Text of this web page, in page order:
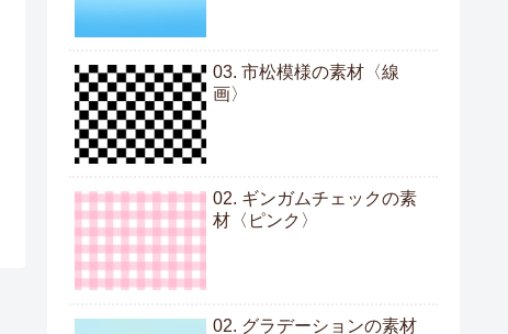
03. 市松模様の素材〈線
画〉
02. ギンガムチェックの素
材〈ピンク〉
02. グラデーションの素材